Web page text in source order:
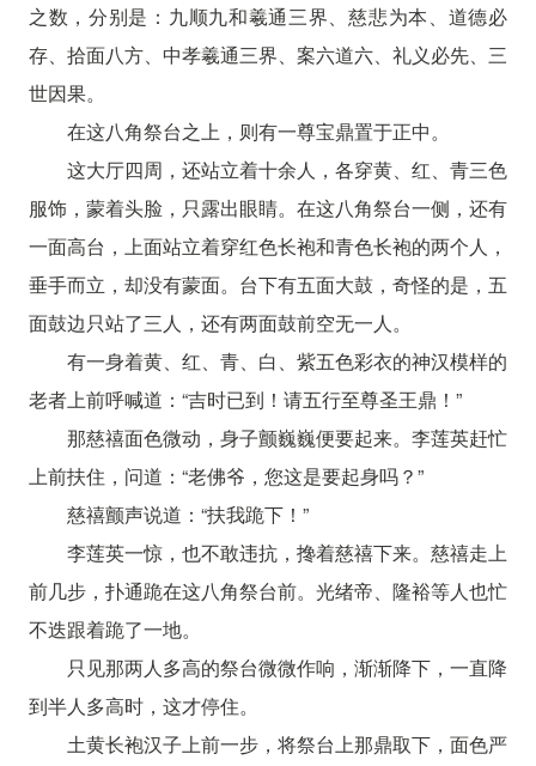
之数，分别是：九顺九和羲通三界、慈悲为本、道德必
存、拾面八方、中孝羲通三界、案六道六、礼义必先、三
世因果。
在这八角祭台之上，则有一尊宝鼎置于正中。
这大厅四周，还站立着十余人，各穿黄、红、青三色
服饰，蒙着头脸，只露出眼睛。在这八角祭台一侧，还有
一面高台，上面站立着穿红色长袍和青色长袍的两个人，
垂手而立，却没有蒙面。台下有五面大鼓，奇怪的是，五
面鼓边只站了三人，还有两面鼓前空无一人。
有一身着黄、红、青、白、紫五色彩衣的神汉模样的
老者上前呼喊道：“吉时已到！请五行至尊圣王鼎！”
那慈禧面色微动，身子颤巍巍便要起来。李莲英赶忙
上前扶住，问道：“老佛爷，您这是要起身吗？”
慈禧颤声说道：“扶我跪下！”
李莲英一惊，也不敢违抗，搀着慈禧下来。慈禧走上
前几步，扑通跪在这八角祭台前。光绪帝、隆裕等人也忙
不迭跟着跪了一地。
只见那两人多高的祭台微微作响，渐渐降下，一直降
到半人多高时，这才停住。
土黄长袍汉子上前一步，将祭台上那鼎取下，面色严